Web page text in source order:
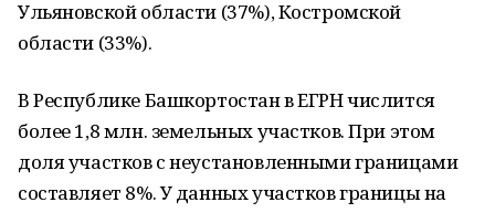
Ульяновской области (37%), Костромской
области (33%).
В Республике Башкортостан в ЕГРН числится
более 1,8 млн. земельных участков. При этом
доля участков с неустановленными границами
составляет 8%. У данных участков границы на